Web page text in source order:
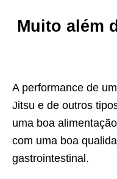
Muito além
A performance de
Jitsu e de outros
uma boa
com uma boa
gastrointestinal.